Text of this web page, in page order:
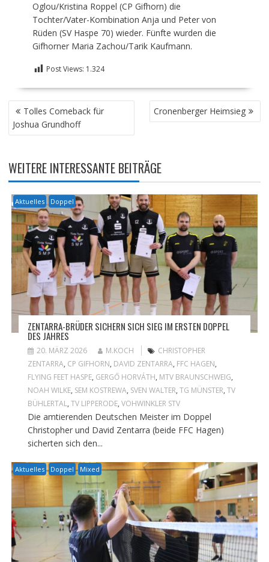
Oglou/Kristina Roppel (CP Gifhorn) die
Tochter/Vater-Kombination Anja und Peter von
Rüden (SV Haspe 70) wieder. Fünfte wurden die
Gifhorner Maria Zachou/Tarik Kaufmann.
Post Views: 1.324
BEITRAGSNAVIGATION
Tolles Comeback für
Joshua Grundhoff
Cronenberger Heimsieg
WEITERE INTERESSANTE BEITRÄGE
Aktuelles Doppel
ZENTARRA-BRÜDER SICHERN SICH SIEG IM ERSTEN DOPPEL
DES JAHRES
20. MÄRZ 2026 M.KOCH
CHRISTOPHER
ZENTARRA, CP GIFHORN, DAVID ZENTARRA, FFC HAGEN,
FLYING FEET HASPE, GERGŐ HORVÁTH, MTV BRAUNSCHWEIG,
NOAH WILKE, SEM KOSTREWA, SVEN WALTER, TG MÜNSTER, TV
BÜHLERTAL, TV LIPPERODE, VOHWINKLER STV
Die amtierenden Deutschen Meister im Doppel
Christopher und David Zentarra (beide FFC Hagen)
sicherten sich den...
Aktuelles Doppel Mixed